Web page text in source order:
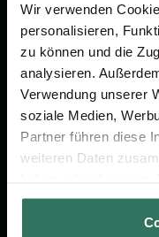
Wir verwenden
personalisieren,
zu können und die
analysieren.
Verwendung unserer
soziale Medien,
Partner führen diese
weiteren Daten
gesammelt haben.
FÜR SIE
Vergleich
Ratgeber
Verzeichnis